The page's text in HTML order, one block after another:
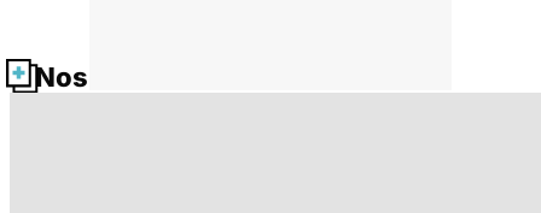
Nos fiches santé